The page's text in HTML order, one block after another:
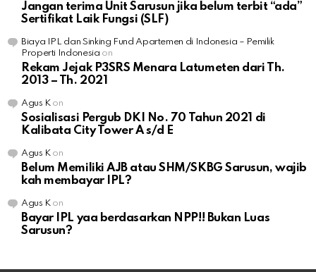
Jangan terima Unit Sarusun jika belum terbit “ada”
Sertifikat Laik Fungsi (SLF)
Biaya IPL dan Sinking Fund Apartemen di Indonesia – Pemilik
Properti Indonesia on
Rekam Jejak P3SRS Menara Latumeten dari Th.
2013 – Th. 2021
Agus Kon
Sosialisasi Pergub DKI No. 70 Tahun 2021 di
Kalibata City Tower A s/d E
Agus Kon
Belum Memiliki AJB atau SHM/SKBG Sarusun, wajib
kah membayar IPL?
Agus Kon
Bayar IPL yaa berdasarkan NPP!! Bukan Luas
Sarusun?